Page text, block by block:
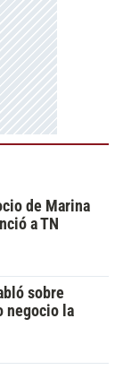
de Marina
a TN
sobre
negocio la